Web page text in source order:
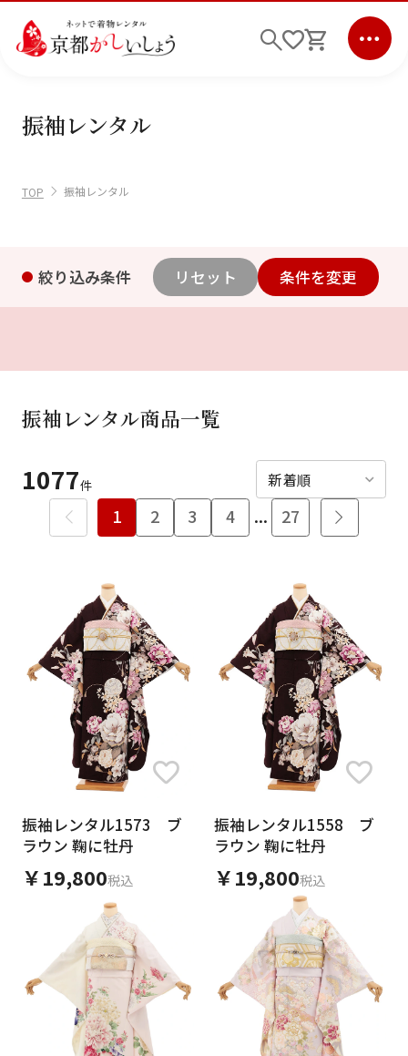
ログイン
ご利用ガイド
レンタルの流れ
閲覧履歴
検索
ご利用日 ご利用日を選択してください
日 月 火 水 木 金 土
2 3 8
9 10 11 13 14
15
17 18 20 21
22
23
24 28
29
30
31
6
13
14
27
現在選択しているご利用日
日付をリセット
ご利用される方 ご利用される対象の方を選択してください
振袖レンタル
TOP 振袖レンタル
絞り込み条件 リセット 条件を変更
振袖レンタル商品一覧
1077件
1 2 3 4 ... 27
振袖レンタル1573 ブ
ラウン 鞠に牡丹
￥19,800税込
振袖レンタル1558 ブ
ラウン 鞠に牡丹
￥19,800税込